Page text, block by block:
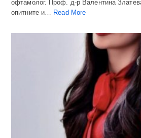
офтамолог. Проф. д-р Валентина
опитните и… Read More